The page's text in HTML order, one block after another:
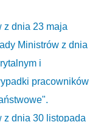
z dnia 23 maja
Ministrów z dnia
i
pracowników
z dnia 30 listopada